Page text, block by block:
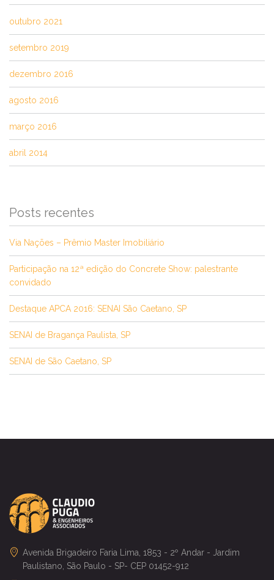
outubro 2021
setembro 2019
dezembro 2016
agosto 2016
março 2016
abril 2014
Posts recentes
Via Nações – Prêmio Master Imobiliário
Participação na 12ª edição do Concrete Show: palestrante
convidado
Destaque APCA 2016: SENAI São Caetano, SP
SENAI de Bragança Paulista, SP
SENAI de São Caetano, SP
Avenida Brigadeiro Faria Lima, 1853 - 2º Andar - Jardim
Paulistano, São Paulo - SP- CEP 01452-912